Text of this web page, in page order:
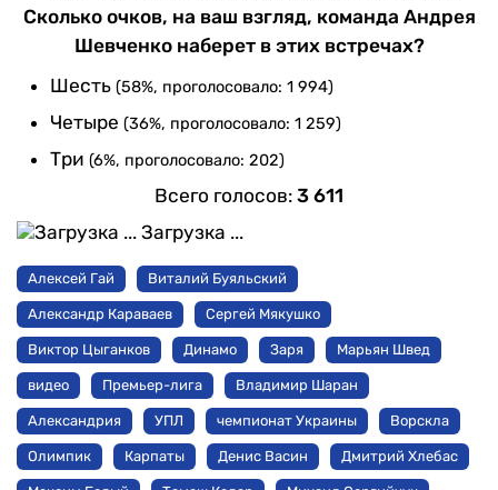
Сколько очков, на ваш взгляд, команда Андрея
Шевченко наберет в этих встречах?
Шесть (58%, проголосовало: 1 994)
Четыре (36%, проголосовало: 1 259)
Три (6%, проголосовало: 202)
Всего голосов: 3 611
Загрузка ...
Алексей Гай Виталий Буяльский
Александр Караваев Сергей Мякушко
Виктор Цыганков Динамо Заря Марьян Швед
видео Премьер-лига Владимир Шаран
Александрия УПЛ чемпионат Украины Ворскла
Олимпик Карпаты Денис Васин Дмитрий Хлебас